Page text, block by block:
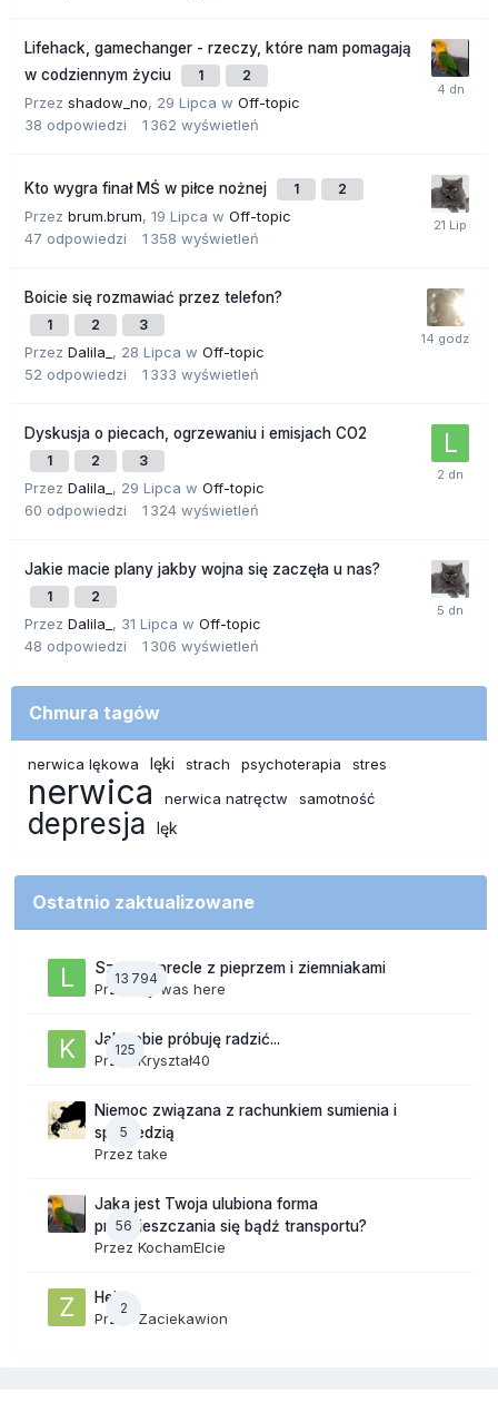
Lifehack, gamechanger - rzeczy, które nam pomagają
w codziennym życiu
1 2
Przez shadow_no, 29 Lipca w Off-topic
38 odpowiedzi 1 362 wyświetleń
Kto wygra finał MŚ w piłce nożnej 1 2
Przez brum.brum, 19 Lipca w Off-topic
47 odpowiedzi 1 358 wyświetleń
Boicie się rozmawiać przez telefon?
1 2 3
Przez Dalila_ , 28 Lipca w Off-topic
52 odpowiedzi 1 333 wyświetleń
Dyskusja o piecach, ogrzewaniu i emisjach CO2
1 2 3
Przez Dalila_ , 29 Lipca w Off-topic
60 odpowiedzi 1 324 wyświetleń
Jakie macie plany jakby wojna się zaczęła u nas?
1 2
Przez Dalila_ , 31 Lipca w Off-topic
48 odpowiedzi 1 306 wyświetleń
Chmura tagów
nerwica lękowa lęki strach psychoterapia stres
nerwica nerwica natręctw samotność
depresja lęk
Ostatnio zaktualizowane
13 794
Szalone precle z pieprzem i ziemniakami
Przez lily was here
125
Jak sobie próbuję radzić...
Przez Kryształ40
5
Niemoc związana z rachunkiem sumienia i
spowiedzią
Przeztake
56
Jaka jest Twoja ulubiona forma
przemieszczania się bądź transportu?
Przez KochamElcie
2
Hej
Przez Zaciekawion